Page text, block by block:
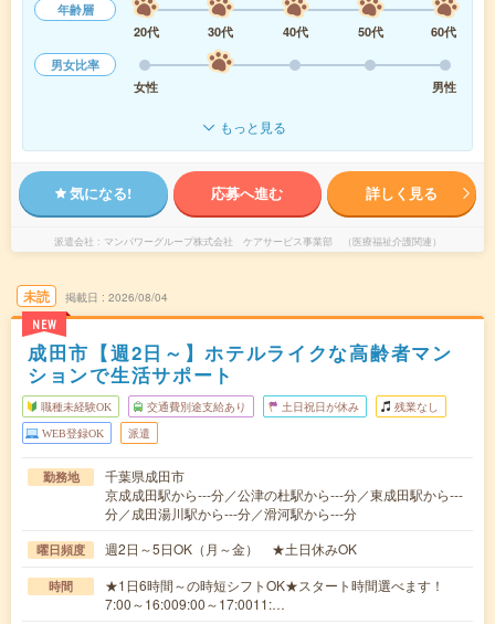
年齢層
20代
30代 40代 50代
60代
男女比率
女性
男性
もっと見る
気になる! 応募へ進む 詳しく見る
派遣会社 マンパワーグループ株式会社 ケアサービス事業部 （医療福祉介護関連）
未読
NEW
掲載日 2026/08/04
成田市【週2日～】ホテルライクな高齢者マン
ションで生活サポート
職種未経験OK 交通費別途支給あり 土日祝日が休み 残業なし
WEB登録OK 派遣
勤務地
千葉県成田市
京成成田駅から---分／公津の杜駅から---分／東成田駅から---
分／成田湯川駅から---分／滑河駅から---分
曜日頻度 週2日～5日OK（月～金） ★土日休みOK
時間
★1日6時間～の時短シフトOK★スタート時間選べます！
7:00～16:009:00～17:0011:…